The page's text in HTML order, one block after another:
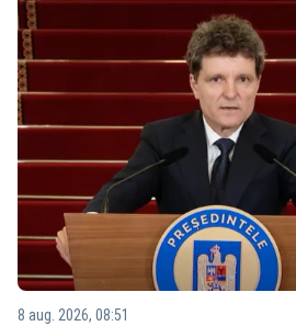
8 aug. 2026, 08:51